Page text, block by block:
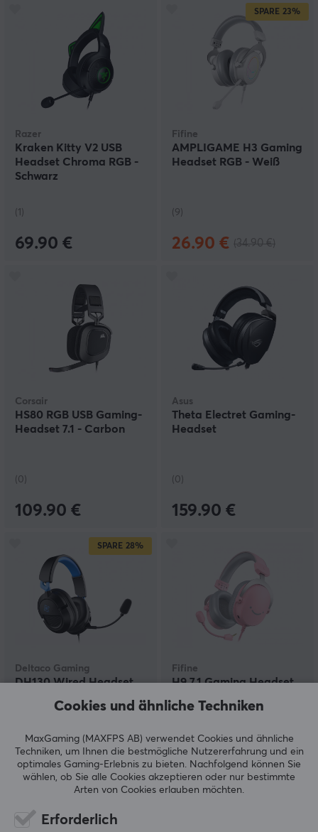
Razer
Kraken Kitty V2 USB
Headset Chroma RGB -
Schwarz
(1)
69.90 €
SPARE 23%
Fifine
AMPLIGAME H3 Gaming
Headset RGB - Weiß
(9)
26.90 €
Corsair
HS80 RGB USB Gaming-
Headset 7.1 - Carbon
(0)
109.90 €
Asus
Theta Electret Gaming-
Headset
(0)
159.90 €
SPARE 28%
Deltaco Gaming
DH130 Wired Headset
(0)
12.90 € (17.90 €)
Fifine
H9 7.1 Gaming Headset
(11)
39.90 €
Cookies und ähnliche Techniken
MaxGaming (MAXFPS AB) verwendet Cookies und ähnliche
Techniken, um Ihnen die bestmögliche Nutzererfahrung und ein
optimales Gaming-Erlebnis zu bieten.
Nachfolgend können Sie
wählen, ob Sie alle Cookies akzeptieren oder nur bestimmte
Arten von Cookies erlauben möchten.
Erforderlich